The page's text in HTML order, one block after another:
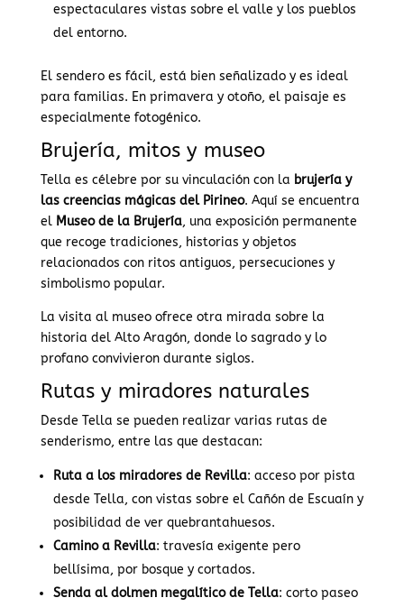
espectaculares vistas sobre el valle y los pueblos
del entorno.
El sendero es fácil, está bien señalizado y es ideal
para familias. En primavera y otoño, el paisaje es
especialmente fotogénico.
Brujería, mitos y museo
Tella es célebre por su vinculación con la brujería y
las creencias mágicas del Pirineo. Aquí se encuentra
el Museo de la Brujería, una exposición permanente
que recoge tradiciones, historias y objetos
relacionados con ritos antiguos, persecuciones y
simbolismo popular.
La visita al museo ofrece otra mirada sobre la
historia del Alto Aragón, donde lo sagrado y lo
profano convivieron durante siglos.
Rutas y miradores naturales
Desde Tella se pueden realizar varias rutas de
senderismo, entre las que destacan:
Ruta a los miradores de Revilla: acceso por pista
desde Tella, con vistas sobre el Cañón de Escuaín y
posibilidad de ver quebrantahuesos.
Camino a Revilla: travesía exigente pero
bellísima, por bosque y cortados.
Senda al dolmen megalítico de Tella: corto paseo